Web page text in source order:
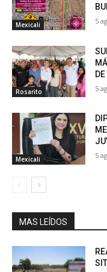
Mexicali 5
Rosarito 5
Mexicali 5
MAS LEÍDOS